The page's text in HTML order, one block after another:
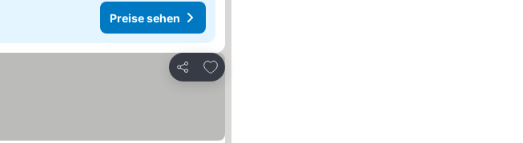
Preise sehen
Teilen
Zu Favoriten hinzufügen